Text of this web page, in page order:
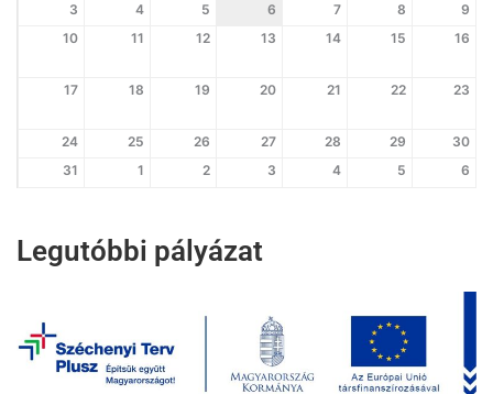
3
4 5 6 7 8
9
10
11 12 13 14 15 16
17 18 19 20 21 22 23
24 25 26 27 28 29
30
31
1 2 3 4 5 6
Legutóbbi pályázat